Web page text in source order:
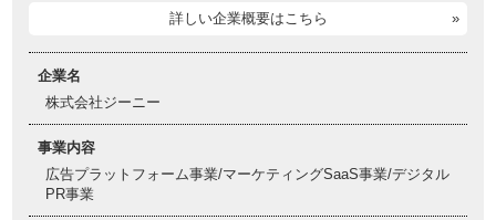
詳しい企業概要はこちら
企業名
株式会社ジーニー
事業内容
広告プラットフォーム事業/マーケティングSaaS事業/デジタル
PR事業